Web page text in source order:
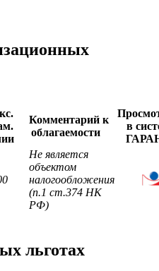
Комментарий к
облагаемости
в
Не является
объектом
налогообложения
(п.1 ст.374 НК
РФ)
льготах